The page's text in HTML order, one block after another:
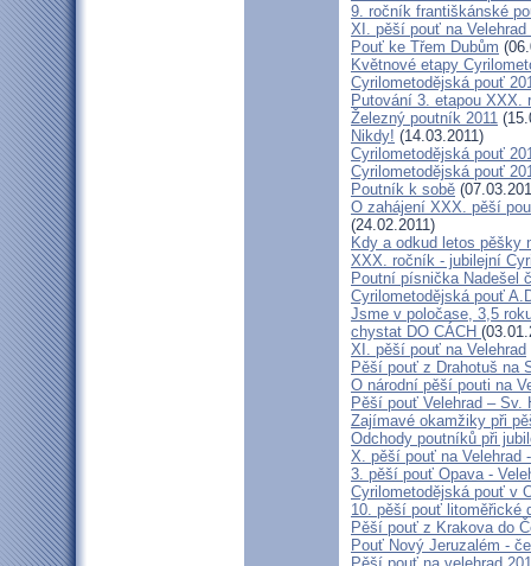
9. ročník františkánské
XI. pěší pouť na
Pouť ke Třem Dubům
Květnové etapy
Cyrilometodějská pouť
Putování 3. etapou XXX.
Železný poutník 2011
Nikdy! (14.03.2011)
Cyrilometodějská pouť
Cyrilometodějská pouť
Poutník k sobě
O zahájení XXX. pěší
(24.02.2011)
Kdy a odkud letos pěšky
XXX. ročník - jubilejní
Poutní písnička Nadešel
Cyrilometodějská pouť
Jsme v poločase, 3,5
chystat DO CÁCH
XI. pěší pouť na Velehrad
Pěší pouť z Drahotuš na
O národní pěší pouti na
Pěší pouť Velehrad – Sv.
Zajímavé okamžiky při
Odchody poutníků při
X. pěší pouť na Velehrad
3. pěší pouť Opava -
Cyrilometodějská pouť v
10. pěší pouť litoměřické
Pěší pouť z Krakova do
Pouť Nový Jeruzalém -